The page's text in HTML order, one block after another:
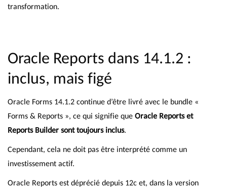
transformation.
Oracle Reports dans 14.1.2 :
inclus, mais figé
Oracle Forms 14.1.2 continue d’être livré avec le bundle «
Forms & Reports », ce qui signifie que Oracle Reports et
Reports Builder sont toujours inclus.
Cependant, cela ne doit pas être interprété comme un
investissement actif.
Oracle Reports est déprécié depuis 12c et, dans la version